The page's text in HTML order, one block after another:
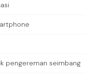
pengereman seimbang